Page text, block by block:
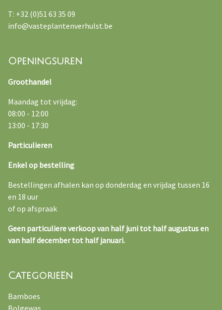
T: +32 (0)51 63 35 09
info@vasteplantenverhulst.be
Openingsuren
Groothandel
Maandag tot vrijdag:
08:00 - 12:00
13:00 - 17:30
Particulieren
Enkel op bestelling
Bestellingen afhalen kan op donderdag en vrijdag tussen 16
en 18 uur
of op afspraak
Geen particuliere verkoop van half juni tot half augustus en
van half december tot half januari.
Categorieën
Bamboes